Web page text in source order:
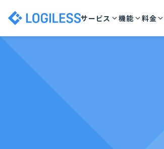
サービス 機能 料金